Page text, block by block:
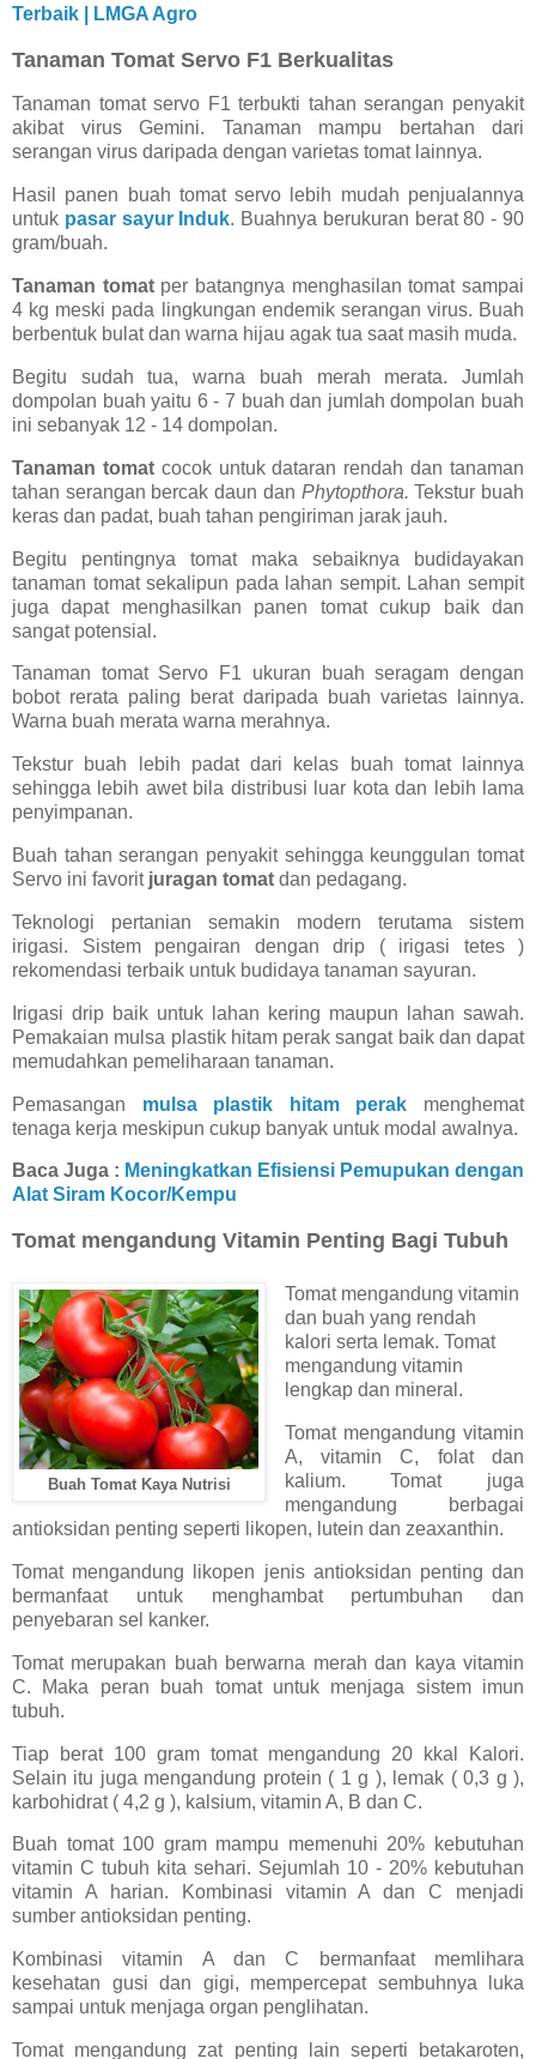
Terbaik | LMGA Agro
Tanaman Tomat Servo F1 Berkualitas
Tanaman tomat servo F1 terbukti tahan serangan penyakit
akibat virus Gemini. Tanaman mampu bertahan dari
serangan virus daripada dengan varietas tomat lainnya.
Hasil panen buah tomat servo lebih mudah penjualannya
untuk pasar sayur Induk. Buahnya berukuran berat 80 - 90
gram/buah.
Tanaman tomatper batangnya menghasilan tomat sampai
4 kg meski pada lingkungan endemik serangan virus. Buah
berbentuk bulat dan warna hijau agak tua saat masih muda.
Begitu sudah tua, warna buah merah merata. Jumlah
dompolan buah yaitu 6 - 7 buah dan jumlah dompolan buah
ini sebanyak 12 - 14 dompolan.
Tanaman tomatcocok untuk dataran rendah dan tanaman
tahan serangan bercak daun dan Phytopthora.Tekstur buah
keras dan padat, buah tahan pengiriman jarak jauh.
Begitu pentingnya tomat maka sebaiknya budidayakan
tanaman tomat sekalipun pada lahan sempit. Lahan sempit
juga dapat menghasilkan panen tomat cukup baik dan
sangat potensial.
Tanaman tomat Servo F1 ukuran buah seragam dengan
bobot rerata paling berat daripada buah varietas lainnya.
Warna buah merata warna merahnya.
Tekstur buah lebih padat dari kelas buah tomat lainnya
sehingga lebih awet bila distribusi luar kota dan lebih lama
penyimpanan.
Buah tahan serangan penyakit sehingga keunggulan tomat
Servo ini favorit juragan tomat dan pedagang.
Teknologi pertanian semakin modern terutama sistem
irigasi. Sistem pengairan dengan drip ( irigasi tetes )
rekomendasi terbaik untuk budidaya tanaman sayuran.
Irigasi drip baik untuk lahan kering maupun lahan sawah.
Pemakaian mulsa plastik hitam perak sangat baik dan dapat
memudahkan pemeliharaan tanaman.
Pemasangan mulsa plastik hitam perak menghemat
tenaga kerja meskipun cukup banyak untuk modal awalnya.
Baca Juga : Meningkatkan Efisiensi Pemupukan dengan
Alat Siram Kocor/Kempu
Tomat mengandung Vitamin Penting Bagi Tubuh
Buah Tomat Kaya Nutrisi
Tomat mengandung vitamin
dan buah yang rendah
kalori serta lemak. Tomat
mengandung vitamin
lengkap dan mineral.
Tomat mengandung vitamin
A, vitamin C, folat dan
kalium. Tomat juga
mengandung berbagai
antioksidan penting seperti likopen, lutein dan zeaxanthin.
Tomat mengandung likopen jenis antioksidan penting dan
bermanfaat untuk menghambat pertumbuhan dan
penyebaran sel kanker.
Tomat merupakan buah berwarna merah dan kaya vitamin
C. Maka peran buah tomat untuk menjaga sistem imun
tubuh.
Tiap berat 100 gram tomat mengandung 20 kkal Kalori.
Selain itu juga mengandung protein ( 1 g ), lemak ( 0,3 g ),
karbohidrat ( 4,2 g ), kalsium, vitamin A, B dan C.
Buah tomat 100 gram mampu memenuhi 20% kebutuhan
vitamin C tubuh kita sehari. Sejumlah 10 - 20% kebutuhan
vitamin A harian. Kombinasi vitamin A dan C menjadi
sumber antioksidan penting.
Kombinasi vitamin A dan C bermanfaat memlihara
kesehatan gusi dan gigi, mempercepat sembuhnya luka
sampai untuk menjaga organ penglihatan.
Tomat mengandung zat penting lain seperti betakaroten,